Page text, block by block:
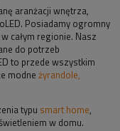
aranżacji wnętrza,
Posiadamy ogromny
całym regionie. Nasz
do potrzeb
to przede wszystkim
modneżyrandole,
typu smart home,
w domu.